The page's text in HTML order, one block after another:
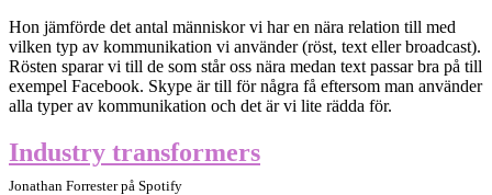
Hon jämförde det antal människor vi har en nära relation till med
vilken typ av kommunikation vi använder (röst, text eller broadcast).
Rösten sparar vi till de som står oss nära medan text passar bra på till
exempel Facebook. Skype är till för några få eftersom man använder
alla typer av kommunikation och det är vi lite rädda för.
Industry transformers
Jonathan Forrester på Spotify